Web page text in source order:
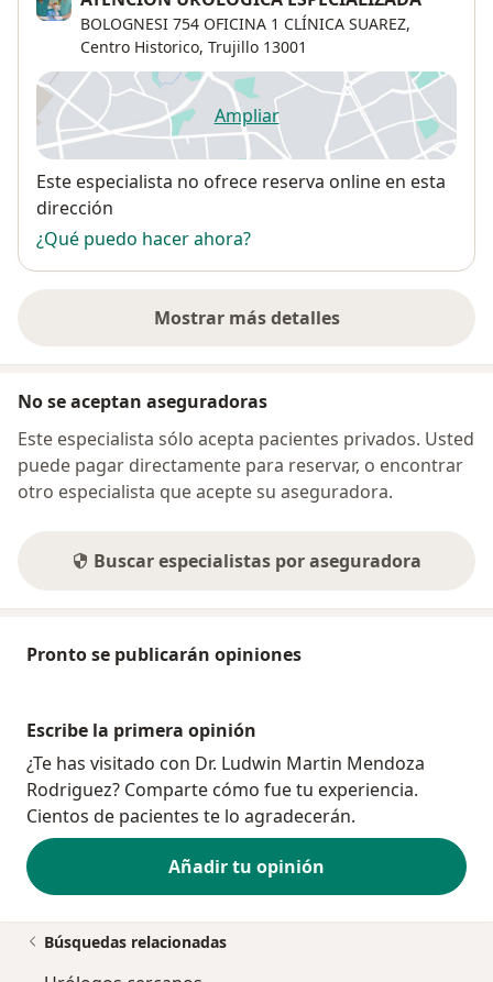
BOLOGNESI 754 OFICINA 1 CLÍNICA SUAREZ,
Centro Historico, Trujillo 13001
Ampliarse abre en una nueva
Disponibilidad
Este especialista no ofrece reserva online en esta
dirección
¿Qué puedo hacer ahora?
Mostrar más detalles
sobre la dirección
No se aceptan aseguradoras
Este especialista sólo acepta pacientes privados. Usted
puede pagar directamente para reservar, o encontrar
otro especialista que acepte su aseguradora.
Buscar especialistas por aseguradora
Pronto se publicarán opiniones
Escribe la primera opinión
¿Te has visitado con Dr. Ludwin Martin Mendoza
Rodriguez? Comparte cómo fue tu experiencia.
Cientos de pacientes te lo agradecerán.
Añadir tu opinión
Búsquedas relacionadas